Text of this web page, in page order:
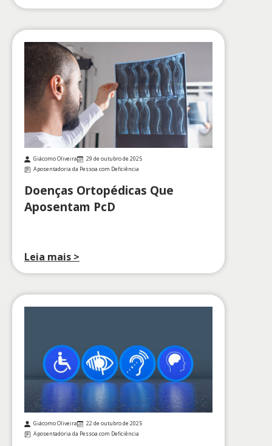
Giácomo Oliveira
29 de outubro de 2025
Aposentadoria da Pessoa com Deficiência
Doenças Ortopédicas Que
Aposentam PcD
Leia mais >
Giácomo Oliveira
22 de outubro de 2025
Aposentadoria da Pessoa com Deficiência